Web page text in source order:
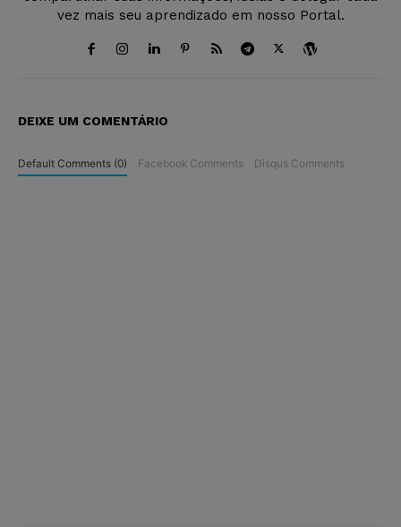
vez mais seu aprendizado em nosso Portal.
DEIXE UM COMENTÁRIO
Default Comments (0) Facebook Comments Disqus Comments